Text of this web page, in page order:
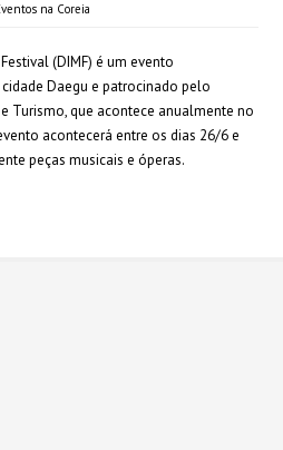
na Coreia
(DIMF) é um evento
Daegu e patrocinado pelo
Turismo, que acontece anualmente no
acontecerá entre os dias 26/6 e
peças musicais e óperas.